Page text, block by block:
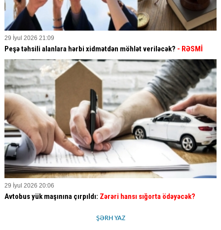
29 İyul 2026 21:09
Peşə təhsili alanlara hərbi xidmətdən möhlət veriləcək? - RƏSMİ
29 İyul 2026 20:06
Avtobus yük maşınına çırpıldı: Zərəri hansı sığorta ödəyəcək?
ŞƏRH YAZ